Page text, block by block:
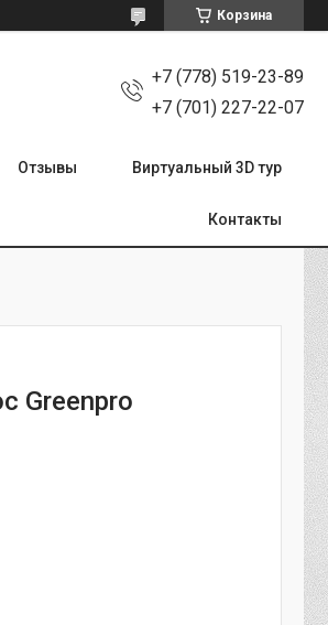
Корзина
+7 (778) 519-23-89
+7 (701) 227-22-07
Отзывы Виртуальный 3D тур
Контакты
Greenpro